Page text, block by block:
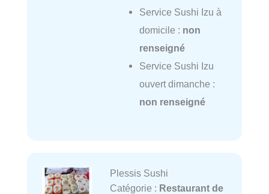
Service Sushi Izu à
domicile : non
renseigné
Service Sushi Izu
ouvert dimanche :
non renseigné
Plessis Sushi
Catégorie : Restaurant de